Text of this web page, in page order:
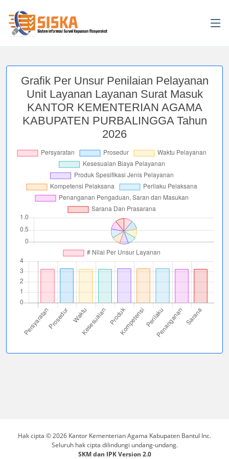
Grafik Per Unsur Penilaian Pelayanan
Unit Layanan Layanan Surat Masuk
KANTOR KEMENTERIAN AGAMA
KABUPATEN PURBALINGGA Tahun
2026
Hak cipta © 2026 Kantor Kementerian Agama Kabupaten Bantul Inc.
Seluruh hak cipta dilindungi undang-undang.
SKM dan IPK Version 2.0